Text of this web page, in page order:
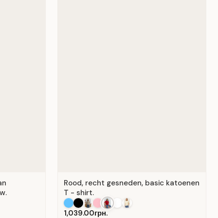
Rood, recht gesneden, basic katoenen
T - shirt.
1,039.00грн.